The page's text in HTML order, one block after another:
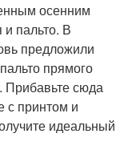
осенним
и пальто. В
предложили
прямого
Прибавьте сюда
с принтом и
идеальный